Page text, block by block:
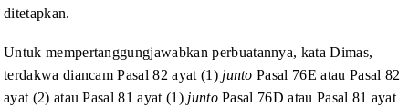
ditetapkan.
Untuk mempertanggungjawabkan perbuatannya, kata Dimas,
terdakwa diancam Pasal 82 ayat (1) junto Pasal 76E atau Pasal 82
ayat (2) atau Pasal 81 ayat (1) juntoPasal 76D atau Pasal 81 ayat